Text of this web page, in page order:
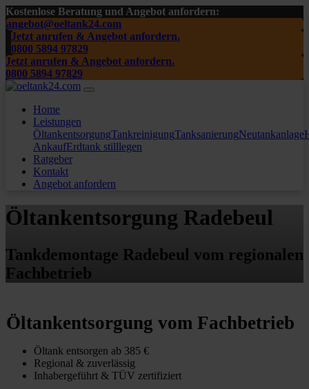
Kostenlose Beratung und Angebot anfordern:
angebot@oeltank24.com
Jetzt anrufen & Angebot anfordern.
0800 5894 97829
Jetzt anrufen & Angebot anfordern.
0800 5894 97829
Home
Leistungen
ÖltankentsorgungTankreinigungTanksanierungNeutankanlage
AnkaufErdtank stilllegen
Ratgeber
Kontakt
Angebot anfordern
Öltankentsorgung Radebeul
Tankdemontage Radebeul vom regionalen
Fachbetrieb
Öltankentsorgung vom Fachbetrieb
Öltank entsorgen ab 385 €
Regional & zuverlässig
Inhabergeführt & TÜV zertifiziert